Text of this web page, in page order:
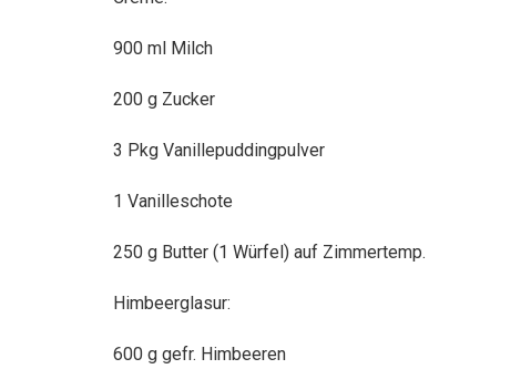
900 ml Milch
200 g Zucker
3 Pkg Vanillepuddingpulver
1 Vanilleschote
250 g Butter (1 Würfel) auf Zimmertemp.
Himbeerglasur:
600 g gefr. Himbeeren